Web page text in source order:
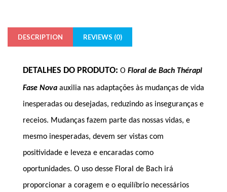
DESCRIPTION REVIEWS (0)
DETALHES DO PRODUTO: O Floral de Bach Thérapi
Fase Nova auxilia nas adaptações às mudanças de vida
inesperadas ou desejadas, reduzindo as inseguranças e
receios. Mudanças fazem parte das nossas vidas, e
mesmo inesperadas, devem ser vistas com
positividade e leveza e encaradas como
oportunidades. O uso desse Floral de Bach irá
proporcionar a coragem e o equilíbrio necessários